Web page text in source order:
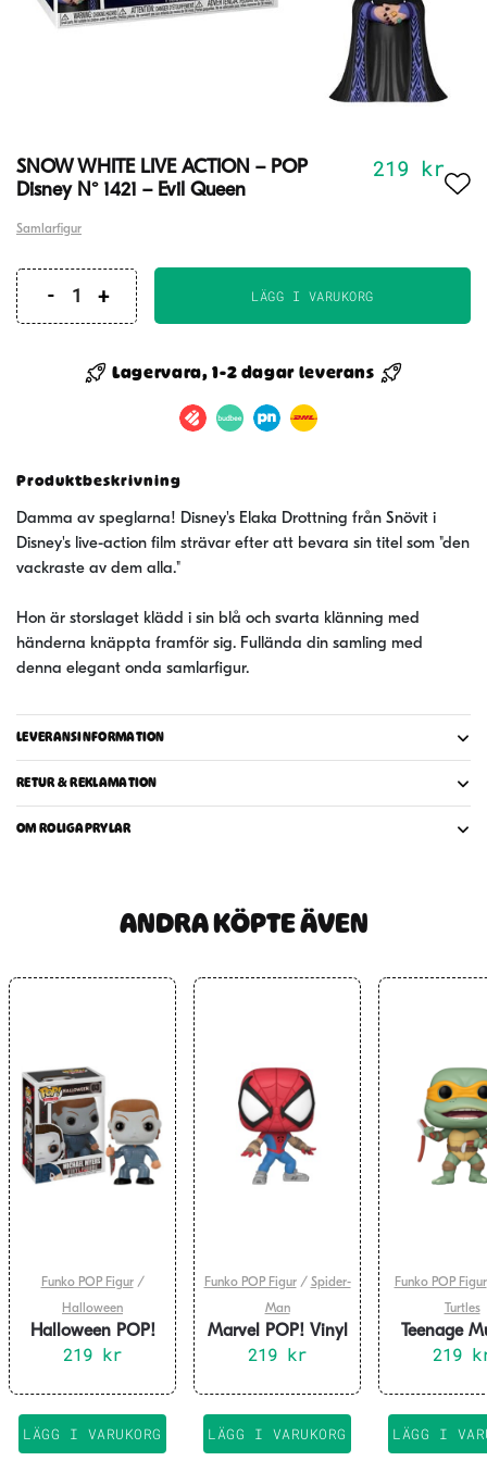
SNOW WHITE LIVE ACTION – POP
Disney N° 1421 – Evil Queen
219 kr
Samlarfigur
SNOW
LIVE
ACTION
N°
1421
-
Evil
mängd
LÄGG I VARUKORG
Lagervara, 1-2 dagar leverans
Produktbeskrivning
Damma av speglarna! Disney's Elaka Drottning från Snövit i
Disney's live-action film strävar efter att bevara sin titel som "den
vackraste av dem alla."
Hon är storslaget klädd i sin blå och svarta klänning med
händerna knäppta framför sig. Fullända din samling med
denna elegant onda samlarfigur.
LEVERANSINFORMATION
RETUR & REKLAMATION
OM ROLIGAPRYLAR
ANDRA KÖPTE ÄVEN
Funko POP Figur/
Halloween
Halloween POP!
Vinyl Figure
cm
219 kr
LÄGG I VARUKORG
Funko POP Figur/ Spider-
Man
Marvel POP! Vinyl
Figure Mangaverse
219 kr
LÄGG I VARUKORG
Funko POP Figur
Turtles
Teenage
Ninja
Sausage
Nunchucks
219
LÄGG I